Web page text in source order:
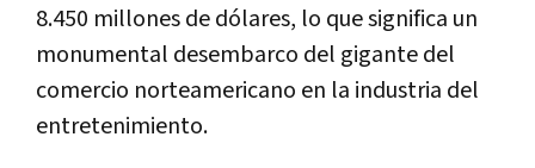
8.450 millones de dólares, lo que significa un
monumental desembarco del gigante del
comercio norteamericano en la industria del
entretenimiento.